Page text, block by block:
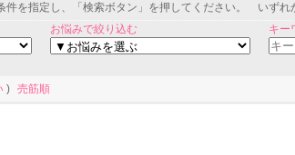
件を指定し、「検索ボタン」を押してください。 いずれ
お悩みで絞り込む キー
) 売筋順